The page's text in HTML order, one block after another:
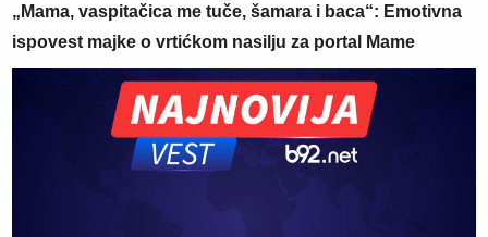
„Mama, vaspitačica me tuče, šamara i baca“: Emotivna
ispovest majke o vrtićkom nasilju za portal Mame